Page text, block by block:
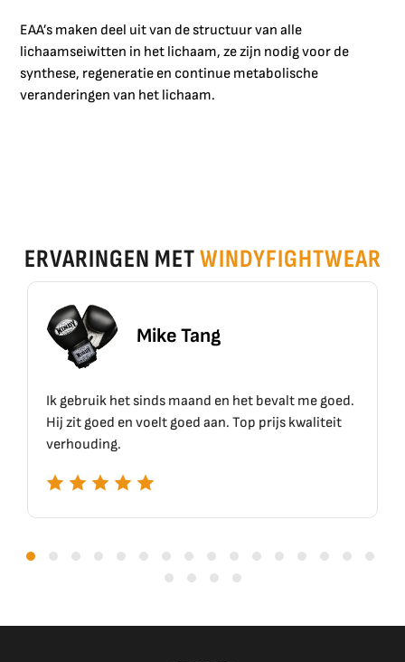
EAA’s maken deel uit van de structuur van alle
lichaamseiwitten in het lichaam, ze zijn nodig voor de
synthese, regeneratie en continue metabolische
veranderingen van het lichaam.
ERVARINGEN METWINDYFIGHTWEAR
Mike Tang
Ik gebruik het sinds maand en het bevalt me goed.
Hij zit goed en voelt goed aan. Top prijs kwaliteit
verhouding.